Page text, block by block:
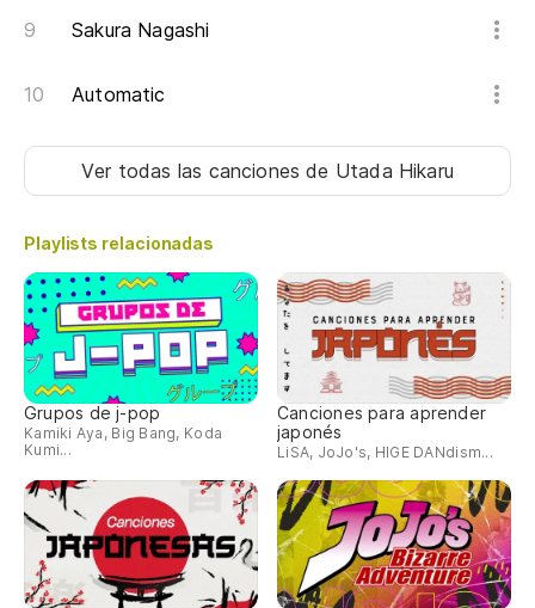
Sakura Nagashi
Automatic
Ver todas las cancionesde Utada Hikaru
Playlists relacionadas
Grupos de j-pop
Kamiki Aya, Big Bang, Koda
Kumi...
Canciones para aprender
japonés
LiSA, JoJo's, HIGE DANdism...